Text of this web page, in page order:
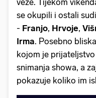
veze. Tijekom
se okupili i ostali
- Franjo, Hrvoje,
Irma. Posebno
kojom je
snimanja showa, a
pokazuje koliko im